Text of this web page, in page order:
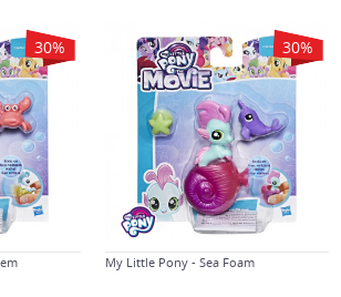
30% 30%
My Little Pony - Sea Foam